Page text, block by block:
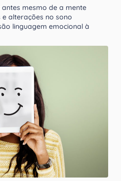
mesmo de a mente
e alterações no sono
linguagem emocional à